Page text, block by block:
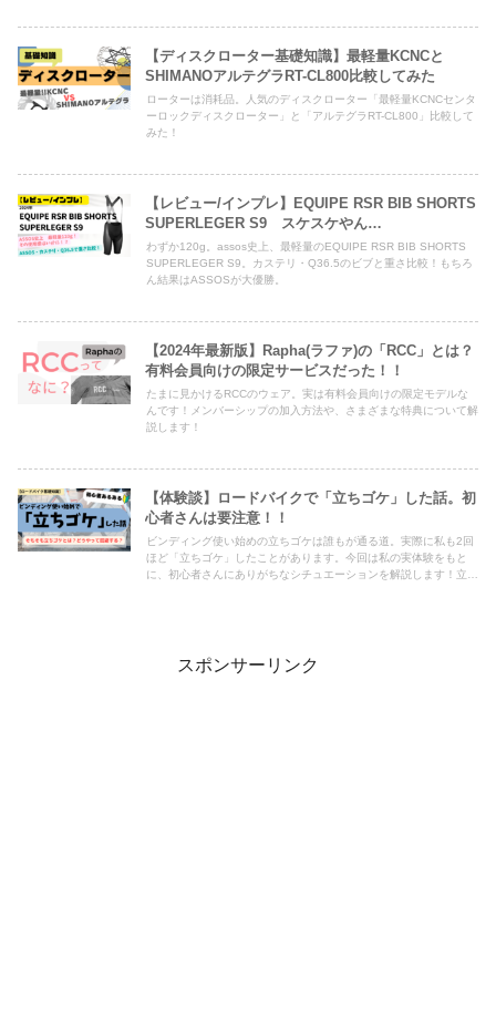
【ディスクローター基礎知識】最軽量KCNCと
SHIMANOアルテグラRT-CL800比較してみた
ローターは消耗品。人気のディスクローター「最軽量KCNCセンタ
ーロックディスクローター」と「アルテグラRT-CL800」比較して
みた！
【レビュー/インプレ】EQUIPE RSR BIB SHORTS
SUPERLEGER S9 スケスケやん…
わずか120g。assos史上、最軽量のEQUIPE RSR BIB SHORTS
SUPERLEGER S9。カステリ・Q36.5のビブと重さ比較！もちろ
ん結果はASSOSが大優勝。
【2024年最新版】Rapha(ラファ)の「RCC」とは？
有料会員向けの限定サービスだった！！
たまに見かけるRCCのウェア。実は有料会員向けの限定モデルな
んです！メンバーシップの加入方法や、さまざまな特典について解
説します！
【体験談】ロードバイクで「立ちゴケ」した話。初
心者さんは要注意！！
ビンディング使い始めの立ちゴケは誰もが通る道。実際に私も2回
ほど「立ちゴケ」したことがあります。今回は私の実体験をもと
に、初心者さんにありがちなシチュエーションを解説します！立ち
スポンサーリンク